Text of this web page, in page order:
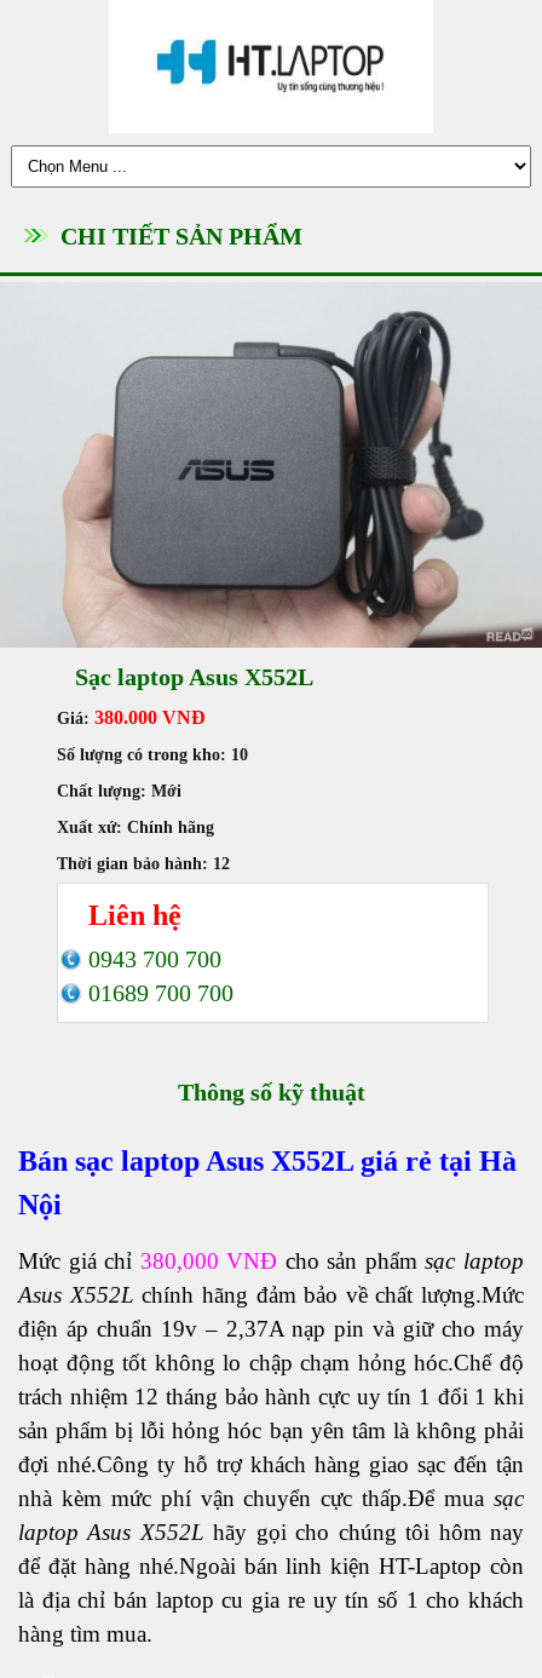
CHI TIẾT SẢN PHẨM
Sạc laptop Asus X552L
Giá:380.000 VNĐ
Số lượng có trong kho: 10
Chất lượng:Mới
Xuất xứ:Chính hãng
Thời gian bảo hành: 12
Liên hệ
0943 700 700
01689 700 700
Thông số kỹ thuật
Bán sạc laptop Asus X552L giá rẻ tại Hà
Nội
Mức giá chỉ 380,000 VNĐ cho sản phẩmsạc laptop
Asus X552L chính hãng đảm bảo về chất lượng.Mức
điện áp chuẩn 19v – 2,37A nạp pin và giữ cho máy
hoạt động tốt không lo chập chạm hỏng hóc.Chế độ
trách nhiệm 12 tháng bảo hành cực uy tín 1 đổi 1 khi
sản phẩm bị lỗi hỏng hóc bạn yên tâm là không phải
đợi nhé.Công ty hỗ trợ khách hàng giao sạc đến tận
nhà kèm mức phí vận chuyển cực thấp.Để mua sạc
laptop Asus X552L hãy gọi cho chúng tôi hôm nay
để đặt hàng nhé.Ngoài bán linh kiện HT-Laptop còn
là địa chỉ bán laptop cu gia reuy tín số 1 cho khách
hàng tìm mua.